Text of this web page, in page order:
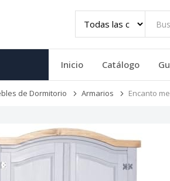
Inicio Catálogo
de Dormitorio Armarios Encanto